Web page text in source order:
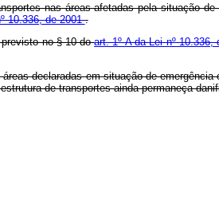
nas áreas afetadas pela situação
10.336, de 2001.
previsto no § 10 doart. 1º-A da Lei nº 10.336,
declaradas em situação de
de transportes ainda permaneça